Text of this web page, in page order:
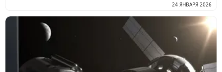
24 ЯНВАРЯ 2026